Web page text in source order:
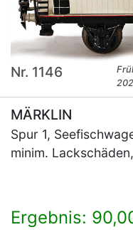
Nr. 1146
MÄRKLIN
Spur 1,
minim.
Ergebnis: